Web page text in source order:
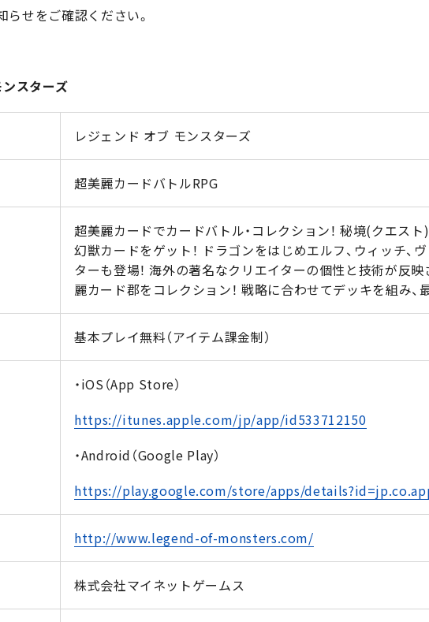
せをご確認ください。
スターズ
レジェンド オブ モンスターズ
超美麗カードバトルRPG
超美麗カードでカードバトル・コレクション！ 秘境(クエス
幻獣カードをゲット！ ドラゴンをはじめエルフ、ウィッチ、
ターも登場！ 海外の著名なクリエイターの個性と技術が反
麗カード郡をコレクション！ 戦略に合わせてデッキを組み
基本プレイ無料（アイテム課金制）
・iOS（App Store）
https://itunes.apple.com/jp/app/id533712150
・Android（Google Play）
https://play.google.com/store/apps/
http://www.legend-of-monsters.com/
株式会社マイネットゲームス